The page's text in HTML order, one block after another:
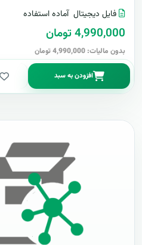
فایل دیجیتال آماده استفاده
4,990,000 تومان
بدون مالیات: 4,990,000 تومان
افزودن به سبد